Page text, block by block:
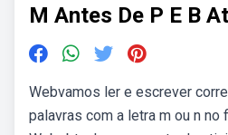
M Antes De P E B
Webvamos ler e escrever
palavras com a letra m ou n no